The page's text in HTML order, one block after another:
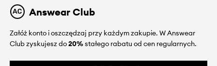
Answear Club
Załóż konto i oszczędzaj przy każdym zakupie. W Answear
Club zyskujesz do20%stałego rabatu od cen regularnych.